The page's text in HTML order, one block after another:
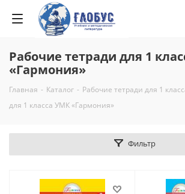
Рабочие тетради для 1
«Гармония»
Главная - Каталог - Рабочие тетради для 1
для 1 класса УМК «Гармония»
Фильтр